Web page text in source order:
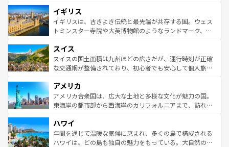
いる。シャンパンの発祥地であるランス、プロヴァンスの
香り高いラベンダー畑など、多彩な楽しみ方が可能だ。さ
らに、パリ以外の地域にも魅力が溢れており、どの街角に
れる地方に足を運ぶとそれぞれで全く異なる文化を体験で
きるだろう。 なお、新着のフランス情報はコンテンツ一覧
を参照してほしい。
顔を持つこの国は、どこを歩いても飽きることがない。ベ
ルリンの文化的活気、バイエルン州のアルプスの絶景、そ
してライン川沿いのワイン畑といった風景は必見。ビール
は、お酒好きな人にはぜひ体験してほしい。 なお、新着の
ドイツ情報はコンテンツ一覧を参照してほしい。
イギリス
イギリスは、古きよき伝統と最先端が共存する国。ウェス
トミンスター寺院や大英博物館のようなランドマーク、歴
リアごとに異なる魅力がある。また、優雅なアフタヌーン
ティー、ビール好きにはたまらない英国パブ、サッカー観
戦など、本場だからこそできる体験も豊富。イギリスを旅
ンツ一覧を参照してほしい。
スイス
スイスの国土面積は九州ほどの広さだが、運行時刻が正確
な交通網が整備されており、初心者でも安心して個人旅行
の建物がそのまま残る町や、スイスならではのユニークな
博物館もあり、アルプス観光だけでなく町歩きも満喫する
ことができる。国民の所得が高いため物価も高いが、旅行
ば市内交通費無料で観光を楽しむこともできる。 なお、新
着のスイス情報はコンテンツ一覧 を参照してほしい。
アメリカ
アメリカ合衆国は、広大な土地と多様な文化が魅力の国。
東海岸の都市部から西海岸のカリフォルニアまで、訪れる
のような巨大都市は、観光、ショッピング、エンターテイ
ンメントが詰まった刺激的なスポットだ。一方、アメリカ
西部には大自然が広がり、グランドキャニオンやイエロー
ハワイ
年間を通じて温暖な気候に恵まれ、多くの島で構成される
ハワイは、どの島も独自の魅力をもっている。大自然の神